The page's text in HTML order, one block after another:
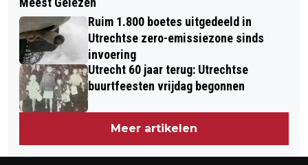
TEGENOVER COFFEESHOP OP
ZAKKENDRAGERSSTEEG
UTRECHT 60 JAAR TERUG: EEN
OVERVAL OP HET BIJKANTOOR VAN
DE AMRO-BANK AAN HET
SMARAGDPLEIN
Ruim 1.800 boetes uitgedeeld in
Utrechtse zero-emissiezone sinds
invoering
Utrecht 60 jaar terug: Utrechtse
buurtfeesten vrijdag begonnen
Meer artikelen